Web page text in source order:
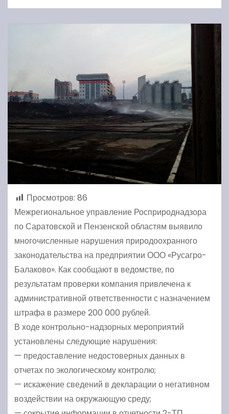
Просмотров: 86
Межрегиональное управление Росприроднадзора
по Саратовской и Пензенской областям выявило
многочисленные нарушения природоохранного
законодательства на предприятии ООО «Русагро-
Балаково». Как сообщают в ведомстве, по
результатам проверки компания привлечена к
административной ответственности с назначением
штрафа в размере 200 000 рублей.
В ходе контрольно-надзорных мероприятий
установлены следующие нарушения:
— предоставление недостоверных данных в
отчетах по экологическому контролю;
— искажение сведений в декларации о негативном
воздействии на окружающую среду;